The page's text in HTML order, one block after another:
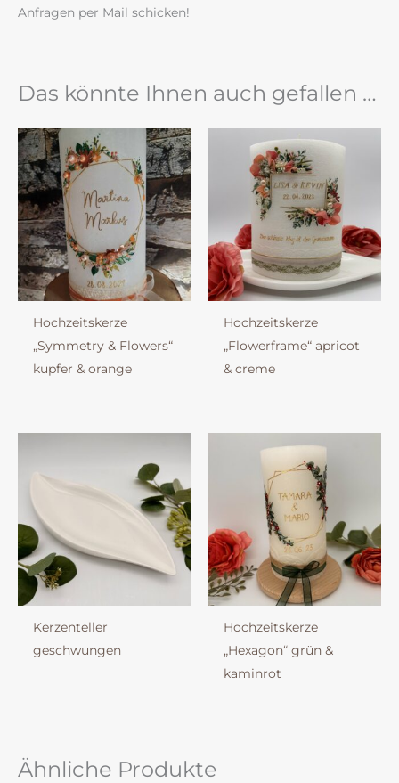
Anfragen per Mail schicken!
Das könnte Ihnen auch gefallen …
Hochzeitskerze
„Symmetry & Flowers“
kupfer & orange
Hochzeitskerze
„Flowerframe“ apricot
& creme
Kerzenteller
geschwungen
Hochzeitskerze
„Hexagon“ grün &
kaminrot
Ähnliche Produkte